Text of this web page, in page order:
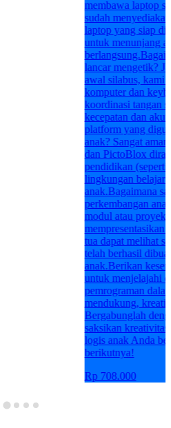
membawa laptop
sudah
laptop yang siap
untuk menunjang
lancar mengetik?
awal silabus, kami
komputer dan
koordinasi tangan
kecepatan dan
platform yang
anak? Sangat
dan PictoBlox
pendidikan
lingkungan belajar
anak.Bagaimana
perkembangan
modul atau proyek
mempresentasikan
tua dapat melihat
telah berhasil
anak.Berikan
untuk menjelajahi
pemrograman
mendukung,
Bergabunglah
saksikan
logis anak Anda
berikutnya!
Rp 708.000